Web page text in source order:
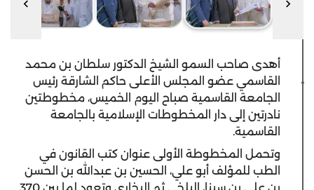
أهدى صاحب السمو الشيخ الدكتور سلطان بن محمد
القاسمي عضو المجلس الأعلى حاكم الشارقة رئيس
الجامعة القاسمية صباح اليوم الخميس، مخطوطتين
نادرتين إلى دار المخطوطات الإسلامية بالجامعة
القاسمية.
وتحمل المخطوطة الأولى عنوان كتب القانون في
الطب للمؤلف أبو علي، الحسين بن عبدالله بن الحسن